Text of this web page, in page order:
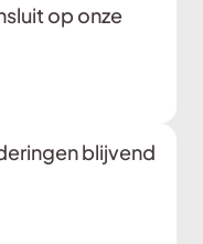
op onze
blijvend